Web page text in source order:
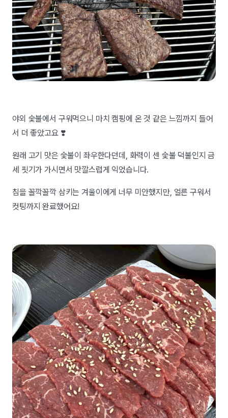
야외 숯불에서 구워먹으니 마치 캠핑에 온 것 같은 느낌까지 들어
서 더 좋았고요 ❣️
원래 고기 맛은 숯불이 좌우한다던데, 화력이 센 숯불 덕불인지 금
세 핏기가 가시면서 맛깔스럽게 익었습니다.
침을 꼴깍꼴깍 삼키는 겨울이에게 너무 미안했지만, 얼른 구워서
컷팅까지 완료했어요!